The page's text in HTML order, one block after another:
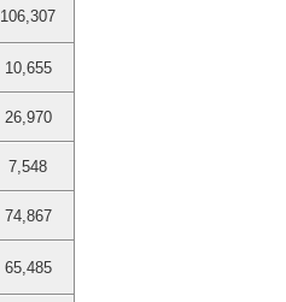
106,307
10,655
26,970
7,548
74,867
65,485